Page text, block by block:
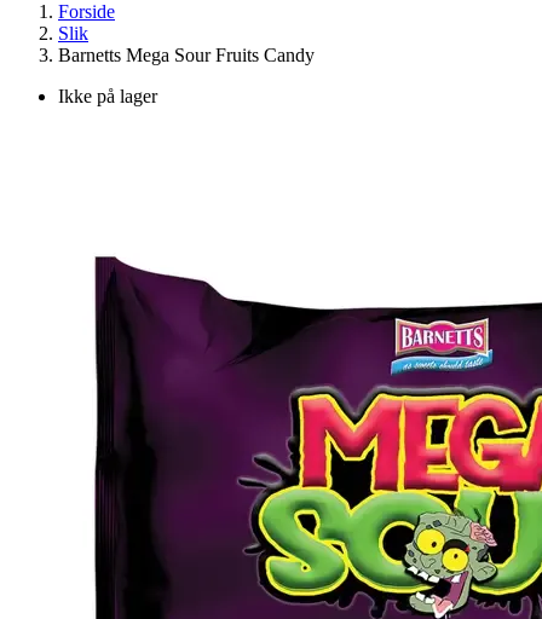
Forside
Slik
Barnetts Mega Sour Fruits Candy
Ikke på lager